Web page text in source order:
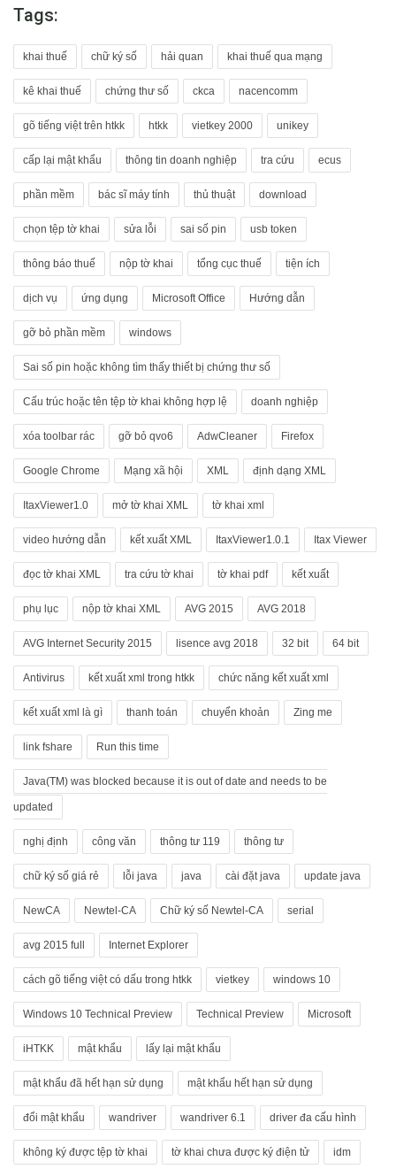
Tags:
khai thuế chữ ký số hải quan khai thuế qua mạng
kê khai thuế chứng thư số ckca nacencomm
gõ tiếng việt trên htkk htkk vietkey 2000 unikey
cấp lại mật khẩu thông tin doanh nghiệp tra cứu ecus
phần mềm bác sĩ máy tính thủ thuật download
chọn tệp tờ khai sửa lỗi sai số pin usb token
thông báo thuế nộp tờ khai tổng cục thuế tiện ích
dịch vụ ứng dụng Microsoft Office Hướng dẫn
gỡ bỏ phần mềm windows
Sai số pin hoặc không tìm thấy thiết bị chứng thư số
Cấu trúc hoặc tên tệp tờ khai không hợp lệ doanh nghiệp
xóa toolbar rác gỡ bỏ qvo6 AdwCleaner Firefox
Google Chrome Mạng xã hội XML định dạng XML
ItaxViewer1.0 mở tờ khai XML tờ khai xml
video hướng dẫn kết xuất XML ItaxViewer1.0.1 Itax Viewer
đọc tờ khai XML tra cứu tờ khai tờ khai pdf kết xuất
phụ lục nộp tờ khai XML AVG 2015 AVG 2018
AVG Internet Security 2015 lisence avg 2018 32 bit 64 bit
Antivirus kết xuất xml trong htkk chức năng kết xuất xml
kết xuất xml là gì thanh toán chuyển khoản Zing me
link fshare Run this time
Java(TM) was blocked because it is out of date and needs to be
updated
nghị định công văn thông tư 119 thông tư
chữ ký số giá rẻ lỗi java java cài đặt java update java
NewCA Newtel-CA Chữ ký số Newtel-CA serial
avg 2015 full Internet Explorer
cách gõ tiếng việt có dấu trong htkk vietkey windows 10
Windows 10 Technical Preview Technical Preview Microsoft
iHTKK mật khẩu lấy lại mật khẩu
mật khẩu đã hết hạn sử dụng mật khẩu hết hạn sử dụng
đổi mật khẩu wandriver wandriver 6.1 driver đa cấu hình
không ký được tệp tờ khai tờ khai chưa được ký điện tử idm